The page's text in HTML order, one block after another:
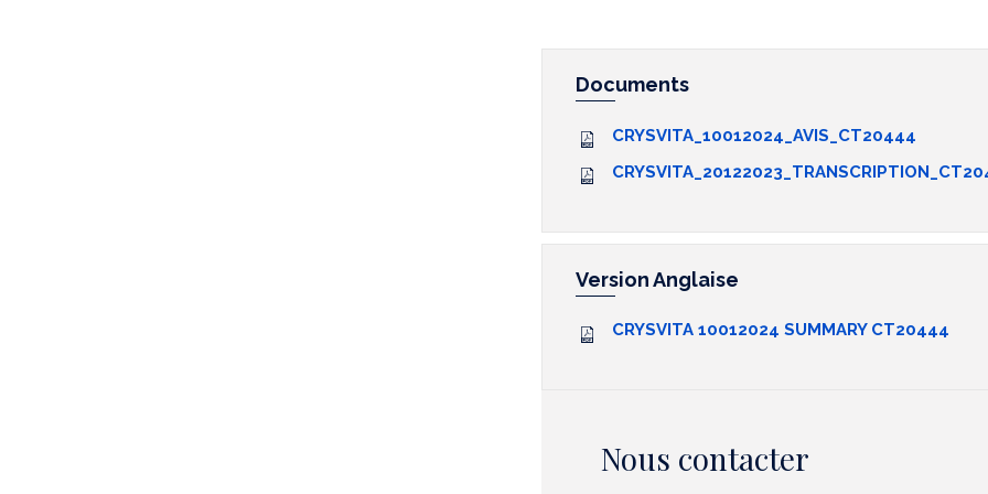
Documents
CRYSVITA_10012024_AVIS_CT20444
Version Anglaise
CRYSVITA 10012024 SUMMARY CT20444
Nous contacter